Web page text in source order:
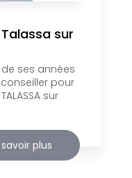
sur
ses années
pour
sur
savoir plus